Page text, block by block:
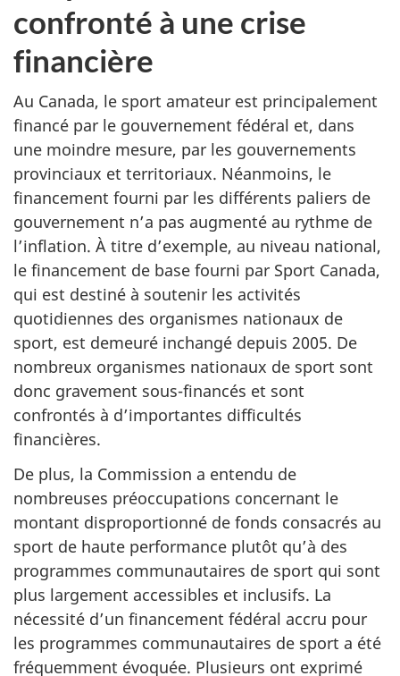
u
m
e
n
t
confronté à une crise
financière
Au Canada, le sport amateur est principalement
financé par le gouvernement fédéral et, dans
une moindre mesure, par les gouvernements
provinciaux et territoriaux. Néanmoins, le
financement fourni par les différents paliers de
gouvernement n’a pas augmenté au rythme de
l’inflation. À titre d’exemple, au niveau national,
le financement de base fourni par Sport Canada,
qui est destiné à soutenir les activités
quotidiennes des organismes nationaux de
sport, est demeuré inchangé depuis 2005. De
nombreux organismes nationaux de sport sont
donc gravement sous-financés et sont
confrontés à d’importantes difficultés
financières.
De plus, la Commission a entendu de
nombreuses préoccupations concernant le
montant disproportionné de fonds consacrés au
sport de haute performance plutôt qu’à des
programmes communautaires de sport qui sont
plus largement accessibles et inclusifs. La
nécessité d’un financement fédéral accru pour
les programmes communautaires de sport a été
fréquemment évoquée. Plusieurs ont exprimé